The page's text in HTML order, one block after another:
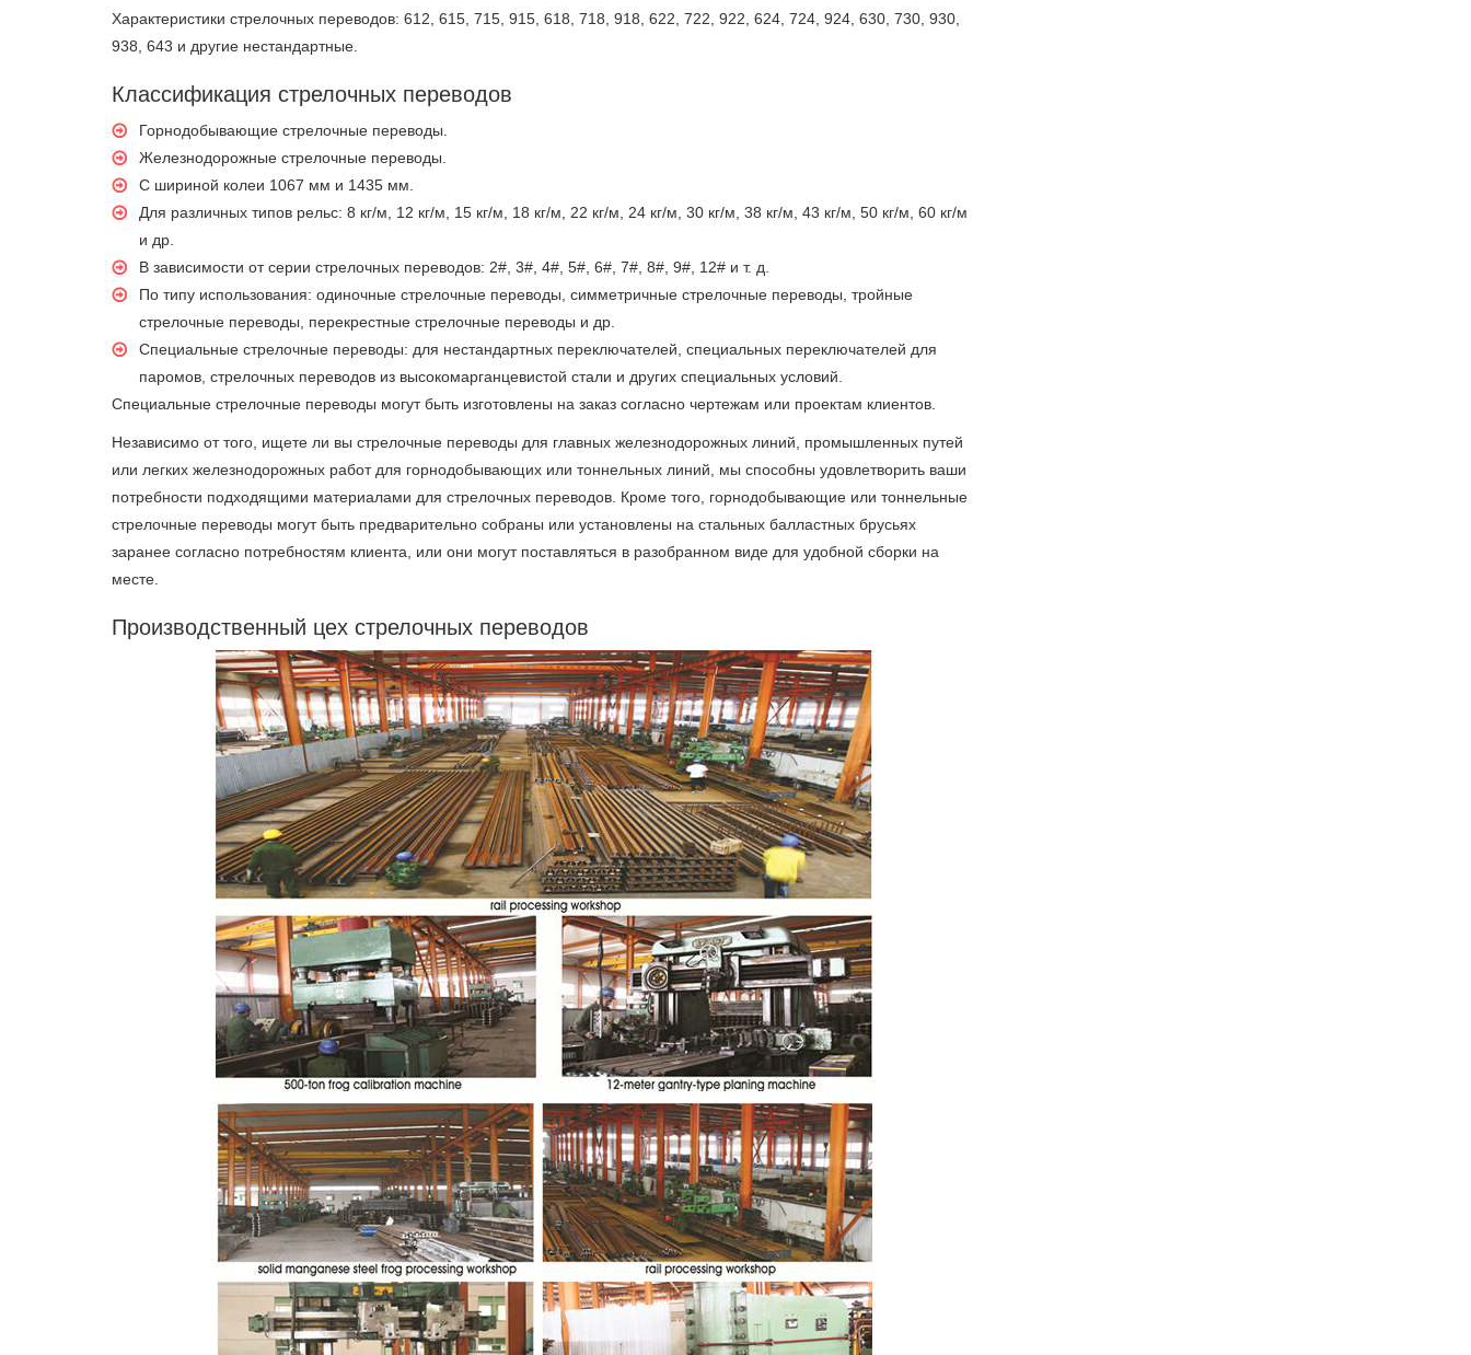
Характеристики стрелочных переводов: 612, 615, 715, 915, 618, 718, 918, 622, 722, 922, 624, 724, 924, 630, 730, 930,
938, 643 и другие нестандартные.
Классификация стрелочных переводов
Горнодобывающие стрелочные переводы.
Железнодорожные стрелочные переводы.
С шириной колеи 1067 мм и 1435 мм.
Для различных типов рельс: 8 кг/м, 12 кг/м, 15 кг/м, 18 кг/м, 22 кг/м, 24 кг/м, 30 кг/м, 38 кг/м, 43 кг/м, 50 кг/м, 60 кг/м
и др.
В зависимости от серии стрелочных переводов: 2#, 3#, 4#, 5#, 6#, 7#, 8#, 9#, 12# и т. д.
По типу использования: одиночные стрелочные переводы, симметричные стрелочные переводы, тройные
стрелочные переводы, перекрестные стрелочные переводы и др.
Специальные стрелочные переводы: для нестандартных переключателей, специальных переключателей для
паромов, стрелочных переводов из высокомарганцевистой стали и других специальных условий.
Специальные стрелочные переводы могут быть изготовлены на заказ согласно чертежам или проектам клиентов.
Независимо от того, ищете ли вы стрелочные переводы для главных железнодорожных линий, промышленных путей
или легких железнодорожных работ для горнодобывающих или тоннельных линий, мы способны удовлетворить ваши
потребности подходящими материалами для стрелочных переводов. Кроме того, горнодобывающие или тоннельные
стрелочные переводы могут быть предварительно собраны или установлены на стальных балластных брусьях
заранее согласно потребностям клиента, или они могут поставляться в разобранном виде для удобной сборки на
месте.
Производственный цех стрелочных переводов